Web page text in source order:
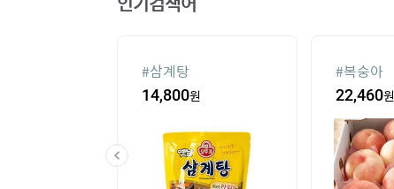
#삼계탕
14,800원
#복숭아
22,460원